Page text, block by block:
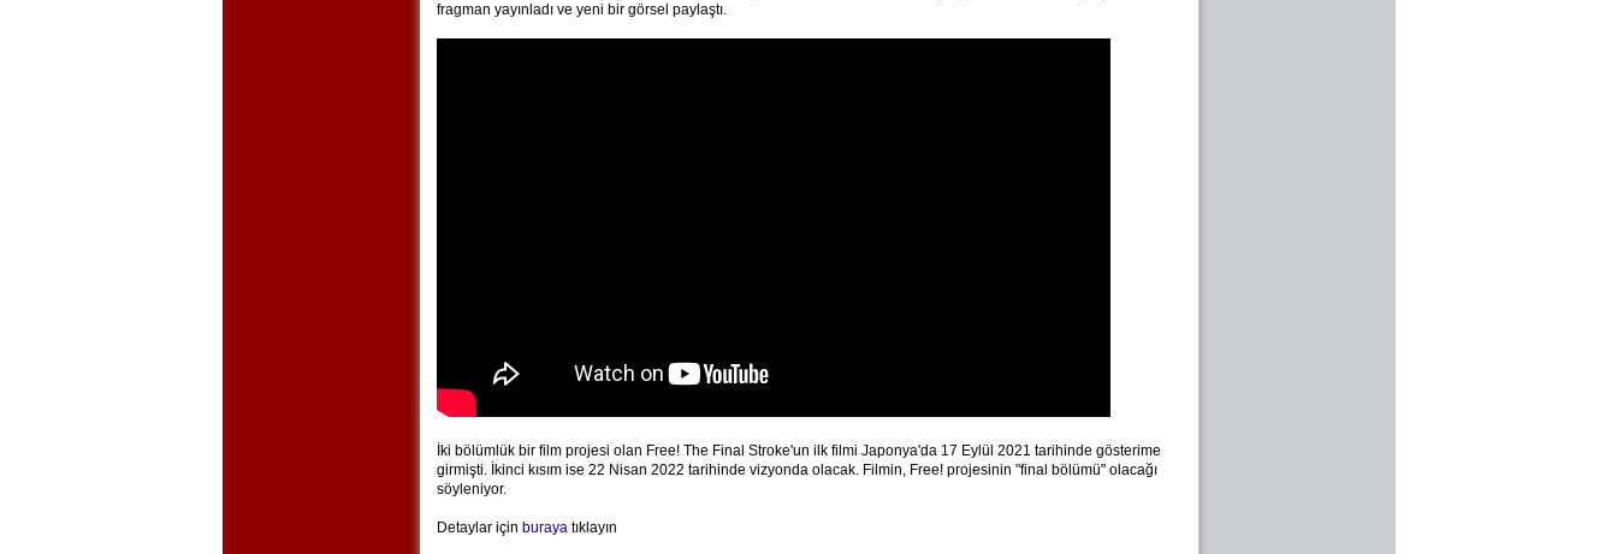
fragman yayınladı ve yeni bir görsel paylaştı.
İki bölümlük bir film projesi olan Free! The Final Stroke'un ilk filmi Japonya'da 17 Eylül 2021 tarihinde gösterime
girmişti. İkinci kısım ise 22 Nisan 2022 tarihinde vizyonda olacak. Filmin, Free! projesinin "final bölümü" olacağı
söyleniyor.
Detaylar için burayatıklayın